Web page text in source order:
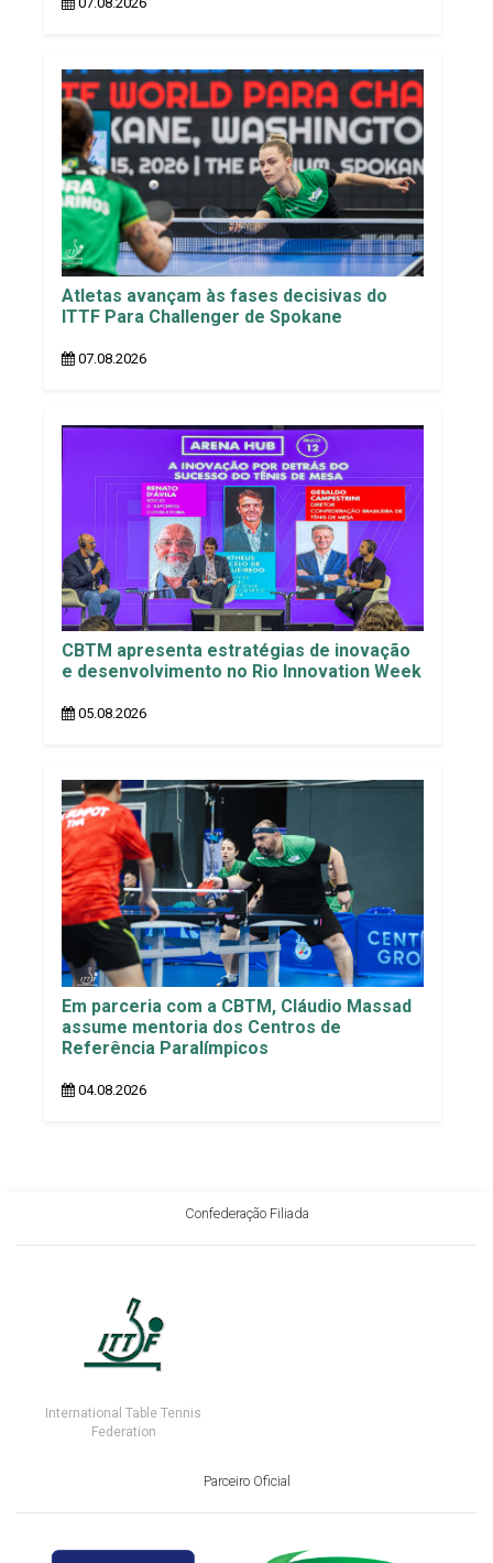
Atletas avançam às fases decisivas do
ITTF Para Challenger de Spokane
07.08.2026
CBTM apresenta estratégias de inovação
e desenvolvimento no Rio Innovation Week
05.08.2026
Em parceria com a CBTM, Cláudio Massad
assume mentoria dos Centros de
Referência Paralímpicos
04.08.2026
Confederação Filiada
International Table Tennis
Federation
Parceiro Oficial